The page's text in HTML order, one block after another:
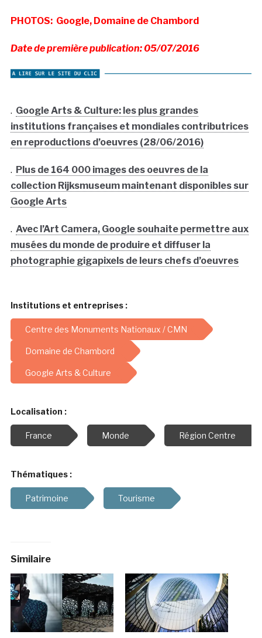
PHOTOS: Google, Domaine de Chambord
Date de première publication: 05/07/2016
. Google Arts & Culture: les plus grandes
institutions françaises et mondiales contributrices
en reproductions d’oeuvres (28/06/2016)
. Plus de 164 000 images des oeuvres de la
collection Rijksmuseum maintenant disponibles sur
Google Arts
. Avec l’Art Camera, Google souhaite permettre aux
musées du monde de produire et diffuser la
photographie gigapixels de leurs chefs d’oeuvres
Institutions et entreprises :
Centre des Monuments Nationaux / CMN
Domaine de Chambord
Google Arts & Culture
Localisation :
France Monde Région Centre
Thématiques :
Patrimoine Tourisme
Similaire